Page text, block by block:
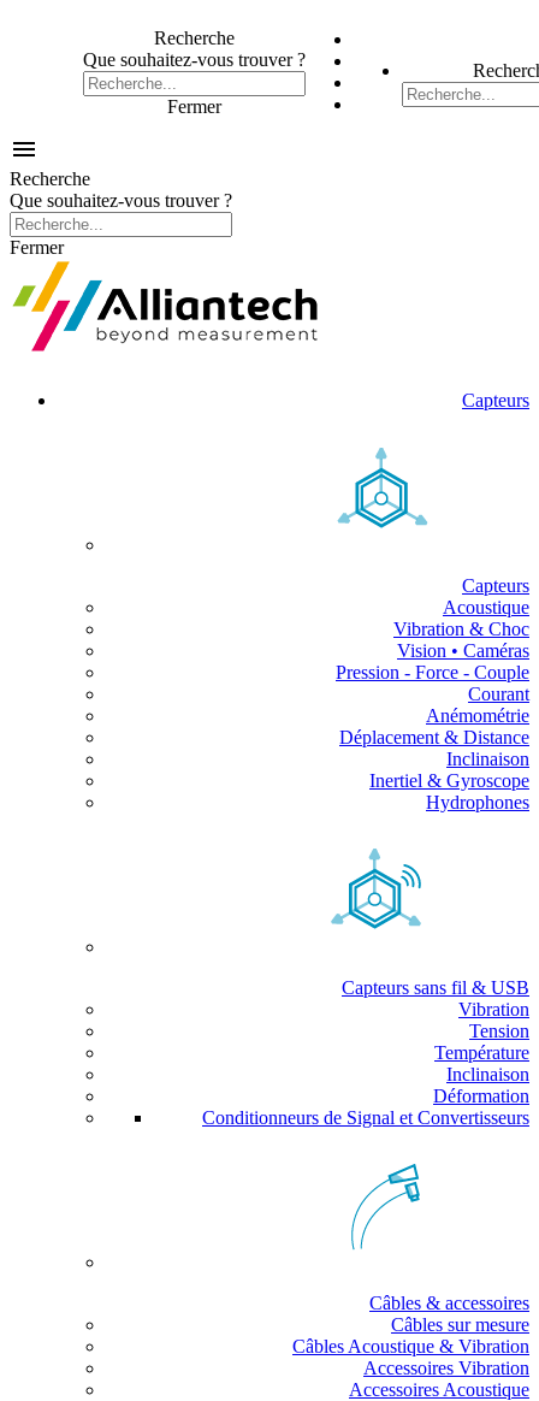
Recherche
Que souhaitez-vous trouver ?
Fermer

Recherche
Que souhaitez-vous trouver ?
Fermer
Capteurs
Capteurs
Acoustique
Vibration & Choc
Vision • Caméras
Pression - Force - Couple
Courant
Anémométrie
Déplacement & Distance
Inclinaison
Inertiel & Gyroscope
Hydrophones
Capteurs sans fil & USB
Vibration
Tension
Température
Inclinaison
Déformation
Conditionneurs de Signal et Convertisseurs
Câbles & accessoires
Câbles sur mesure
Câbles Acoustique & Vibration
Accessoires Vibration
Accessoires Acoustique